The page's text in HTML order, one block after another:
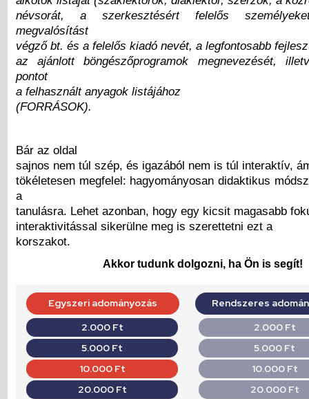
névsorát, a szerkesztésért felelős
megvalósítást
végző bt. és a felelős kiadó nevét, a legfontosabb
az ajánlott böngészőprogramok megnevezését,
pontot
a felhasznált anyagok listájához
(FORRÁSOK).
Bár az oldal
sajnos nem túl szép, és igazából nem is túl interaktív,
tökéletesen megfelel: hagyományosan didaktikus
a
tanulásra. Lehet azonban, hogy egy kicsit magasabb
interaktivitással sikerülne meg is szerettetni ezt a
korszakot.
Akkor tudunk dolgozni, ha Ön is segít!